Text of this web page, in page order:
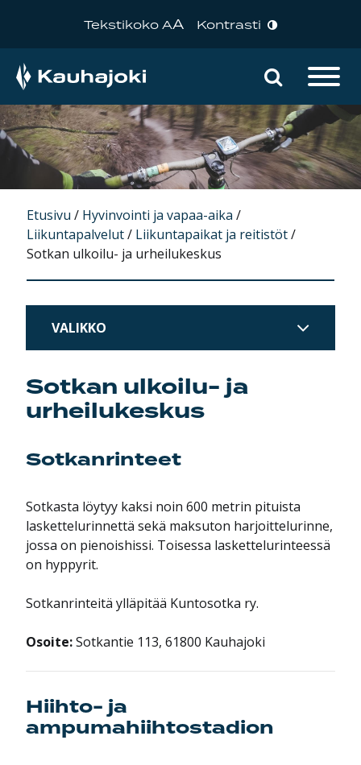
Tekstikoko AA Kontrasti
Päävalikko Hae
Etusivu / Hyvinvointi ja vapaa-aika /
Liikuntapalvelut/ Liikuntapaikat ja reitistöt/
Sotkan ulkoilu- ja urheilukeskus
VALIKKO
Sotkan ulkoilu- ja
urheilukeskus
Sotkanrinteet
Sotkasta löytyy kaksi noin 600 metrin pituista
laskettelurinnettä sekä maksuton harjoittelurinne,
jossa on pienoishissi. Toisessa laskettelurinteessä
on hyppyrit.
Sotkanrinteitä ylläpitää Kuntosotka ry.
Osoite:Sotkantie 113, 61800 Kauhajoki
Hiihto- ja
ampumahiihtostadion